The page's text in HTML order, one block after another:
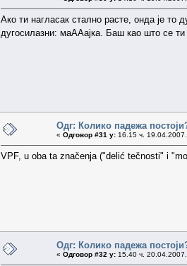
Ако ти нагласак стално расте, онда је то
дугосилазни: маААајка. Баш као што се
Одг: Колико падежа
« Одговор #31 у: 16.15 ч.
VPF, u oba ta značenja ("delić tečnosti" i
Одг: Колико падежа
« Одговор #32 у: 15.40 ч.